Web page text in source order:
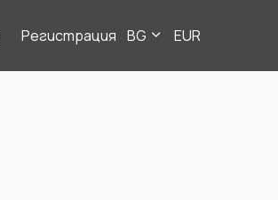
Регистрация BG EUR